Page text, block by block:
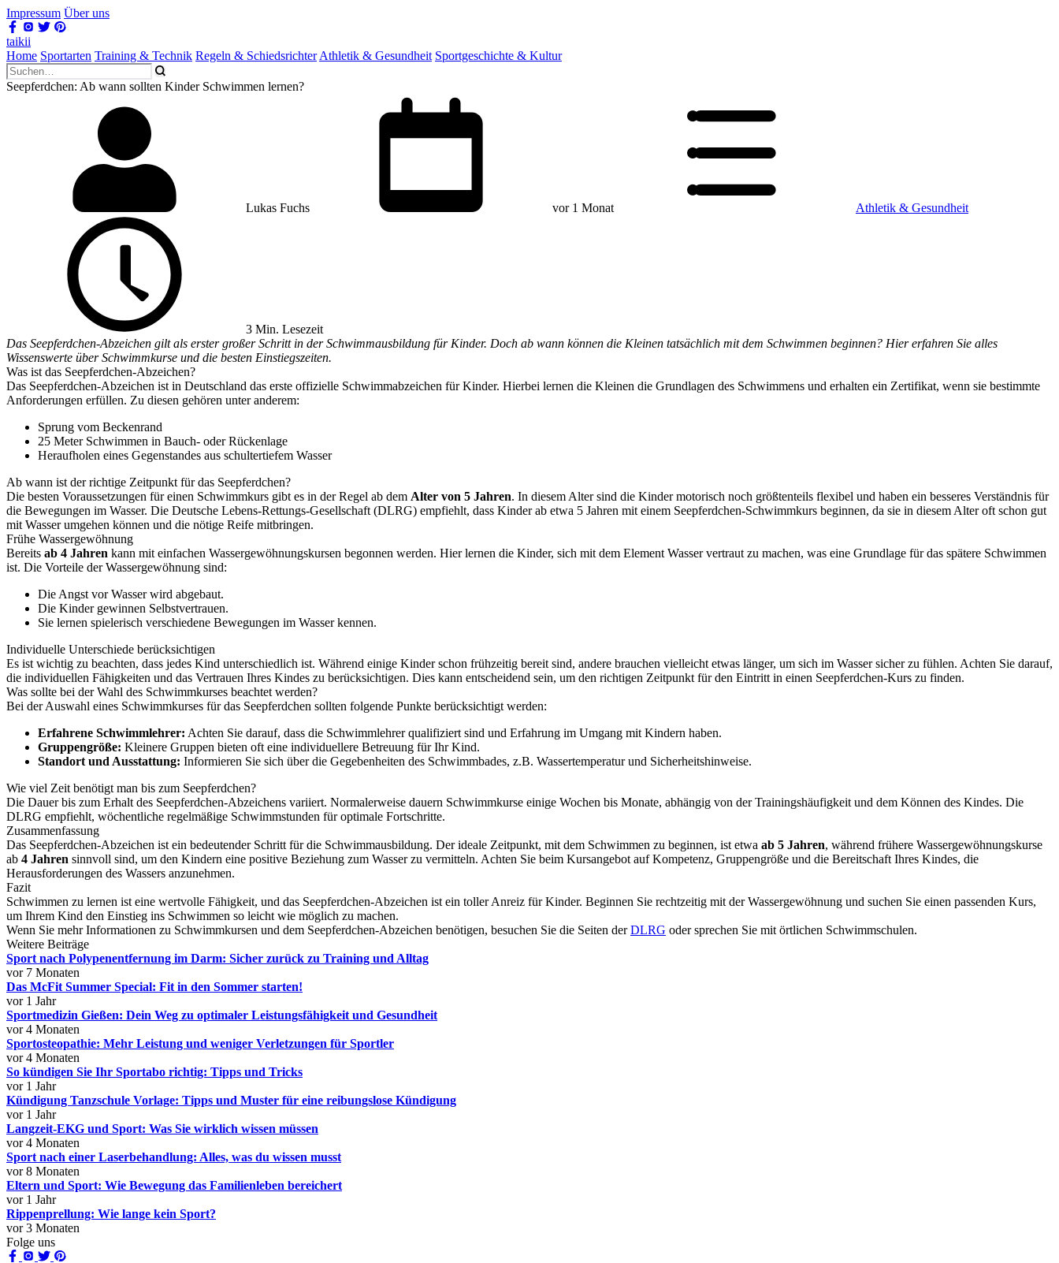
Impressum Über uns
taikii
Home Sportarten Training & Technik Regeln & Schiedsrichter Athletik & Gesundheit Sportgeschichte & Kultur
Seepferdchen: Ab wann sollten Kinder Schwimmen lernen?
Lukas Fuchs vor 1 Monat Athletik & Gesundheit
3 Min. Lesezeit
Das Seepferdchen-Abzeichen gilt als erster großer Schritt in der Schwimmausbildung für Kinder. Doch ab wann können die Kleinen tatsächlich mit dem Schwimmen beginnen? Hier erfahren Sie alles
Wissenswerte über Schwimmkurse und die besten Einstiegszeiten.
Was ist das Seepferdchen-Abzeichen?
Das Seepferdchen-Abzeichen ist in Deutschland das erste offizielle Schwimmabzeichen für Kinder. Hierbei lernen die Kleinen die Grundlagen des Schwimmens und erhalten ein Zertifikat, wenn sie bestimmte
Anforderungen erfüllen. Zu diesen gehören unter anderem:
Sprung vom Beckenrand
25 Meter Schwimmen in Bauch- oder Rückenlage
Heraufholen eines Gegenstandes aus schultertiefem Wasser
Ab wann ist der richtige Zeitpunkt für das Seepferdchen?
Die besten Voraussetzungen für einen Schwimmkurs gibt es in der Regel ab dem Alter von 5 Jahren. In diesem Alter sind die Kinder motorisch noch größtenteils flexibel und haben ein besseres Verständnis für
die Bewegungen im Wasser. Die Deutsche Lebens-Rettungs-Gesellschaft (DLRG) empfiehlt, dass Kinder ab etwa 5 Jahren mit einem Seepferdchen-Schwimmkurs beginnen, da sie in diesem Alter oft schon gut
mit Wasser umgehen können und die nötige Reife mitbringen.
Frühe Wassergewöhnung
Bereits ab 4 Jahren kann mit einfachen Wassergewöhnungskursen begonnen werden. Hier lernen die Kinder, sich mit dem Element Wasser vertraut zu machen, was eine Grundlage für das spätere Schwimmen
ist. Die Vorteile der Wassergewöhnung sind:
Die Angst vor Wasser wird abgebaut.
Die Kinder gewinnen Selbstvertrauen.
Sie lernen spielerisch verschiedene Bewegungen im Wasser kennen.
Individuelle Unterschiede berücksichtigen
Es ist wichtig zu beachten, dass jedes Kind unterschiedlich ist. Während einige Kinder schon frühzeitig bereit sind, andere brauchen vielleicht etwas länger, um sich im Wasser sicher zu fühlen. Achten Sie darauf,
die individuellen Fähigkeiten und das Vertrauen Ihres Kindes zu berücksichtigen. Dies kann entscheidend sein, um den richtigen Zeitpunkt für den Eintritt in einen Seepferdchen-Kurs zu finden.
Was sollte bei der Wahl des Schwimmkurses beachtet werden?
Bei der Auswahl eines Schwimmkurses für das Seepferdchen sollten folgende Punkte berücksichtigt werden:
Erfahrene Schwimmlehrer: Achten Sie darauf, dass die Schwimmlehrer qualifiziert sind und Erfahrung im Umgang mit Kindern haben.
Gruppengröße: Kleinere Gruppen bieten oft eine individuellere Betreuung für Ihr Kind.
Standort und Ausstattung: Informieren Sie sich über die Gegebenheiten des Schwimmbades, z.B. Wassertemperatur und Sicherheitshinweise.
Wie viel Zeit benötigt man bis zum Seepferdchen?
Die Dauer bis zum Erhalt des Seepferdchen-Abzeichens variiert. Normalerweise dauern Schwimmkurse einige Wochen bis Monate, abhängig von der Trainingshäufigkeit und dem Können des Kindes. Die
DLRG empfiehlt, wöchentliche regelmäßige Schwimmstunden für optimale Fortschritte.
Zusammenfassung
Das Seepferdchen-Abzeichen ist ein bedeutender Schritt für die Schwimmausbildung. Der ideale Zeitpunkt, mit dem Schwimmen zu beginnen, ist etwa ab 5 Jahren, während frühere Wassergewöhnungskurse
ab 4 Jahren sinnvoll sind, um den Kindern eine positive Beziehung zum Wasser zu vermitteln. Achten Sie beim Kursangebot auf Kompetenz, Gruppengröße und die Bereitschaft Ihres Kindes, die
Herausforderungen des Wassers anzunehmen.
Fazit
Schwimmen zu lernen ist eine wertvolle Fähigkeit, und das Seepferdchen-Abzeichen ist ein toller Anreiz für Kinder. Beginnen Sie rechtzeitig mit der Wassergewöhnung und suchen Sie einen passenden Kurs,
um Ihrem Kind den Einstieg ins Schwimmen so leicht wie möglich zu machen.
Wenn Sie mehr Informationen zu Schwimmkursen und dem Seepferdchen-Abzeichen benötigen, besuchen Sie die Seiten derDLRG oder sprechen Sie mit örtlichen Schwimmschulen.
Weitere Beiträge
Sport nach Polypenentfernung im Darm: Sicher zurück zu Training und Alltag
vor 7 Monaten
Das McFit Summer Special: Fit in den Sommer starten!
vor 1 Jahr
Sportmedizin Gießen: Dein Weg zu optimaler Leistungsfähigkeit und Gesundheit
vor 4 Monaten
Sportosteopathie: Mehr Leistung und weniger Verletzungen für Sportler
vor 4 Monaten
So kündigen Sie Ihr Sportabo richtig: Tipps und Tricks
vor 1 Jahr
Kündigung Tanzschule Vorlage: Tipps und Muster für eine reibungslose Kündigung
vor 1 Jahr
Langzeit-EKG und Sport: Was Sie wirklich wissen müssen
vor 4 Monaten
Sport nach einer Laserbehandlung: Alles, was du wissen musst
vor 8 Monaten
Eltern und Sport: Wie Bewegung das Familienleben bereichert
vor 1 Jahr
Rippenprellung: Wie lange kein Sport?
vor 3 Monaten
Folge uns